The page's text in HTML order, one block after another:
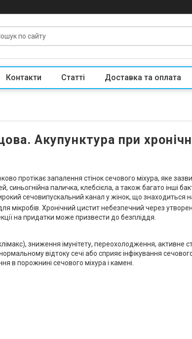
Контакти Статті Доставка та оплата
Акупунктура при
протікає запалення стінок сечового міхура, яке
синьогнійна паличка, клебсієла, а також багато інші
сечовипускальний канал у жінок, що знаходиться
мікробів. Хронічний цистит небезпечний через
на придатки може призвести до безпліддя.
зниження імунітету, переохолодження, активне
відтоку сечі або сприяє інфікування
в порожнині сечового міхура і камені.